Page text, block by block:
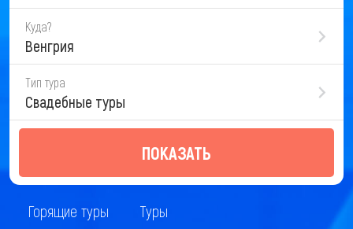
Куда?
Венгрия
Тип тура
Свадебные туры
ПОКАЗАТЬ
Горящие туры Туры